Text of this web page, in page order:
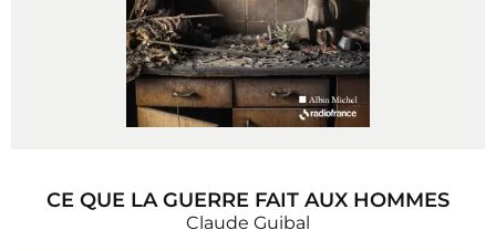
CE QUE LA GUERRE FAIT AUX HOMMES
Claude Guibal